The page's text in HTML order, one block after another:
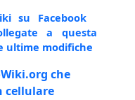
su Facebook
a questa
ultime modifiche
che
cellulare